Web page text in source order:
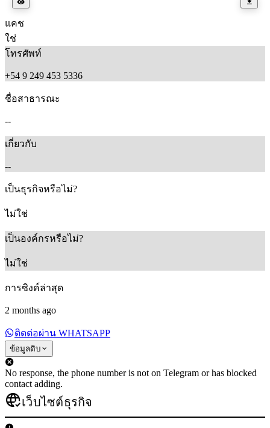
แคช
ใช่
โทรศัพท์
+54 9 249 453 5336
ชื่อสาธารณะ
--
เกี่ยวกับ
--
เป็นธุรกิจหรือไม่?
ไม่ใช่
เป็นองค์กรหรือไม่?
ไม่ใช่
การซิงค์ล่าสุด
2 months ago
ติดต่อผ่าน WHATSAPP
ข้อมูลดิบ
No response, the phone number is not on Telegram or has blocked
contact adding.
เว็บไซต์ธุรกิจ